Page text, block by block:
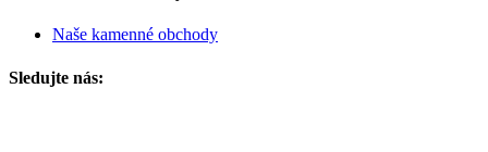
Naše kamenné obchody
Sledujte nás: